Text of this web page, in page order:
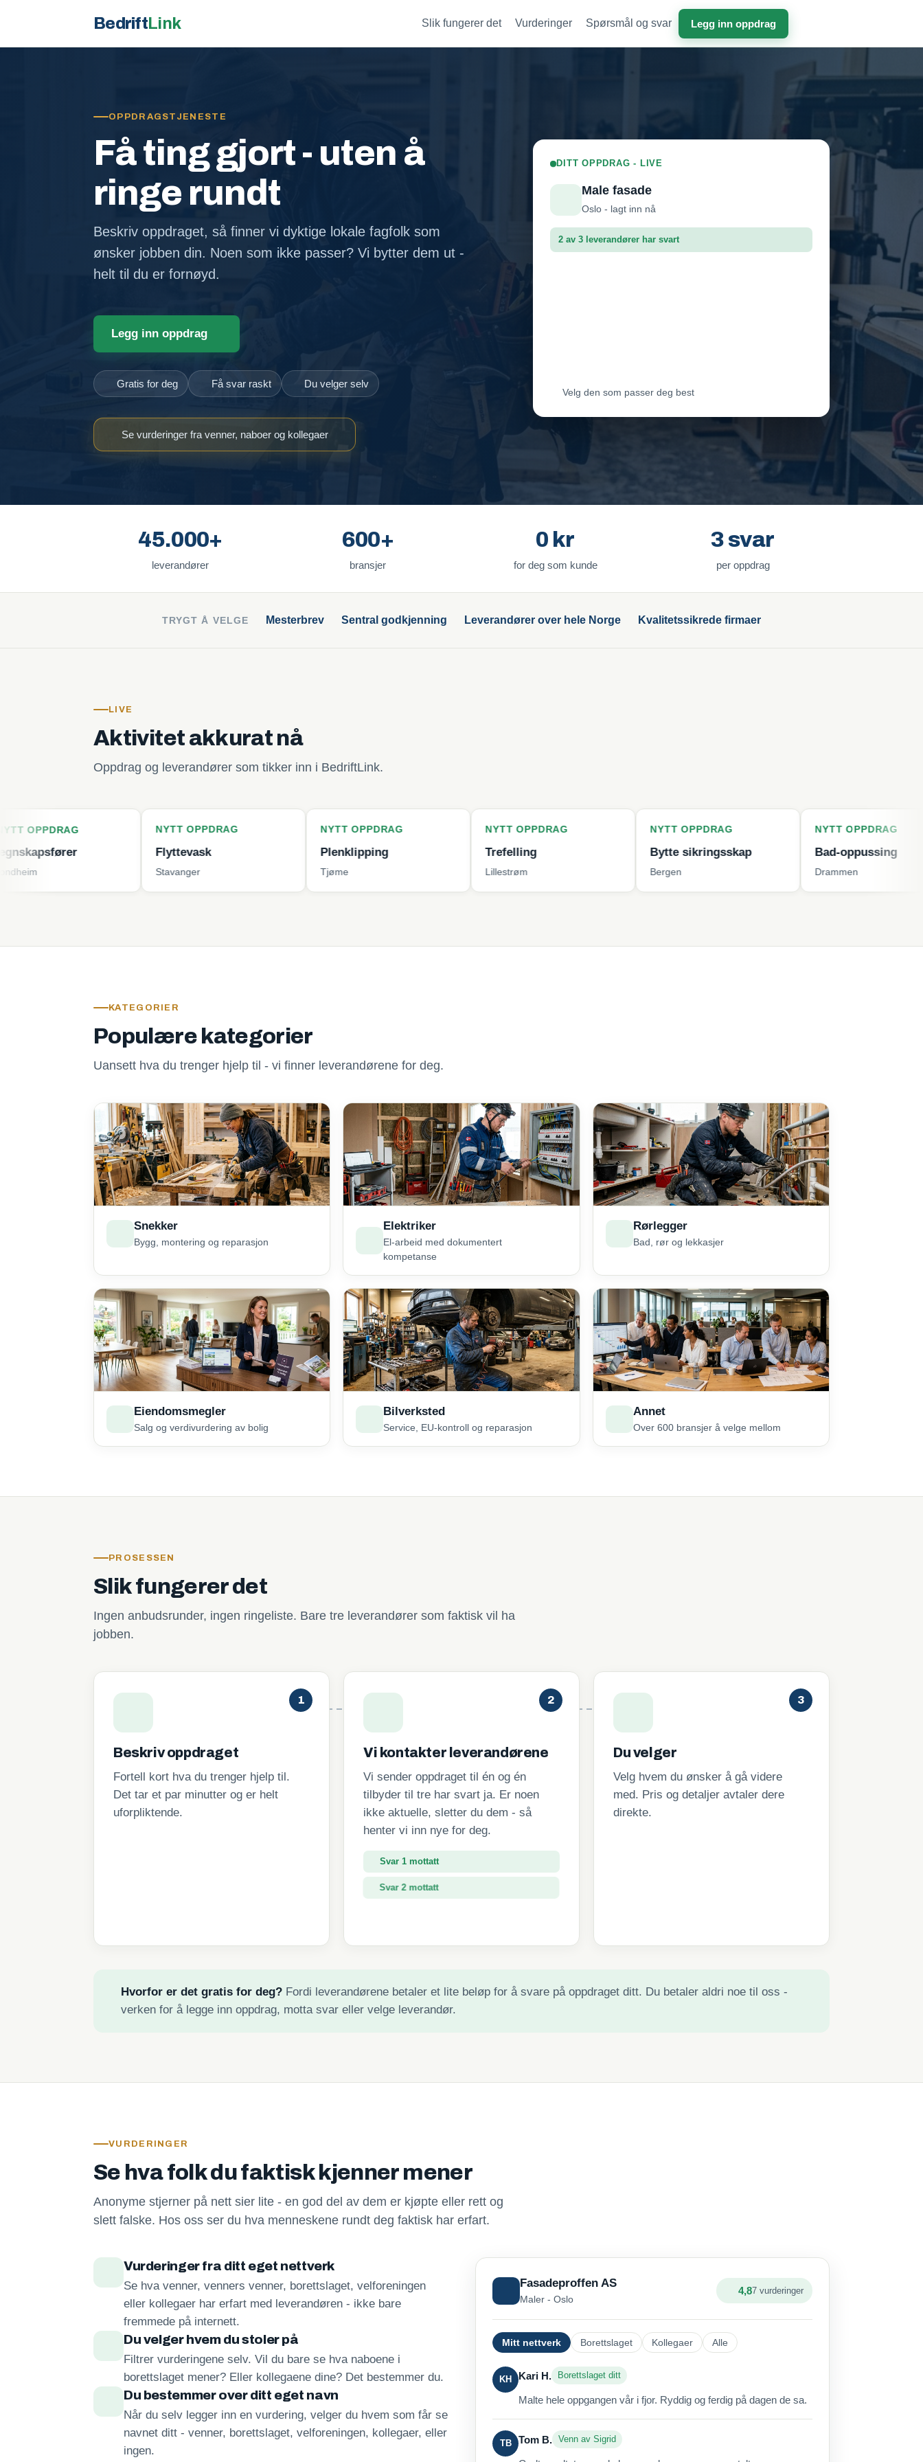
BedriftLink Slik fungerer det Vurderinger Spørsmål og svar Legg inn oppdrag
OPPDRAGSTJENESTE
Få ting gjort - uten å
ringe rundt
Beskriv oppdraget, så finner vi dyktige lokale fagfolk som
ønsker jobben din. Noen som ikke passer? Vi bytter dem ut -
helt til du er fornøyd.
Legg inn oppdrag
Gratis for deg Få svar raskt Du velger selv
Se vurderinger fra venner, naboer og kollegaer
DITT OPPDRAG - LIVE
Male fasade
Oslo - lagt inn nå
2 av 3 leverandører har svart
Velg den som passer deg best
45.000+
leverandører
600+
bransjer
0 kr
for deg som kunde
3 svar
per oppdrag
TRYGT Å VELGE Mesterbrev Sentral godkjenning Leverandører over hele Norge Kvalitetssikrede firmaer
LIVE
Aktivitet akkurat nå
Oppdrag og leverandører som tikker inn i BedriftLink.
NYTT OPPDRAG NYTT OPPDRAG
Plenklipping
NYTT OPPDRAG NYTT OPPDRAG
Bytte sikringsskap
NYTT OPPDRAG
Bad-oppussing
KATEGORIER
Populære kategorier
Uansett hva du trenger hjelp til - vi finner leverandørene for deg.
Snekker
Bygg, montering og reparasjon
Elektriker
El-arbeid med dokumentert
kompetanse
Rørlegger
Bad, rør og lekkasjer
Eiendomsmegler
Salg og verdivurdering av bolig
Bilverksted
Service, EU-kontroll og reparasjon
Annet
Over 600 bransjer å velge mellom
PROSESSEN
Slik fungerer det
Ingen anbudsrunder, ingen ringeliste. Bare tre leverandører som faktisk vil ha
jobben.
1
Beskriv oppdraget
Fortell kort hva du trenger hjelp til.
Det tar et par minutter og er helt
uforpliktende.
2
Vi kontakter leverandørene
Vi sender oppdraget til én og én
tilbyder til tre har svart ja. Er noen
ikke aktuelle, sletter du dem - så
henter vi inn nye for deg.
Svar 1 mottatt
Svar 2 mottatt
3
Du velger
Velg hvem du ønsker å gå videre
med. Pris og detaljer avtaler dere
direkte.
Hvorfor er det gratis for deg? Fordi leverandørene betaler et lite beløp for å svare på oppdraget ditt. Du betaler aldri noe til oss -
verken for å legge inn oppdrag, motta svar eller velge leverandør.
VURDERINGER
Se hva folk du faktisk kjenner mener
Anonyme stjerner på nett sier lite - en god del av dem er kjøpte eller rett og
slett falske. Hos oss ser du hva menneskene rundt deg faktisk har erfart.
Vurderinger fra ditt eget nettverk
Se hva venner, venners venner, borettslaget, velforeningen
eller kollegaer har erfart med leverandøren - ikke bare
fremmede på internett.
Du velger hvem du stoler på
Filtrer vurderingene selv. Vil du bare se hva naboene i
borettslaget mener? Eller kollegaene dine? Det bestemmer du.
Du bestemmer over ditt eget navn
Når du selv legger inn en vurdering, velger du hvem som får se
navnet ditt - venner, borettslaget, velforeningen, kollegaer, eller
ingen.
Fasadeproffen AS
Maler - Oslo
4,87 vurderinger
Mitt nettverk Borettslaget Kollegaer Alle
KH Kari H. Borettslaget ditt
Malte hele oppgangen vår i fjor. Ryddig og ferdig på dagen de sa.
TB Tom B. Venn av Sigrid